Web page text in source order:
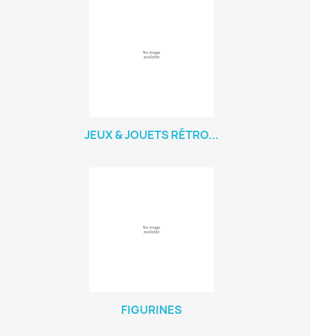
JEUX & JOUETS RÉTRO...
FIGURINES